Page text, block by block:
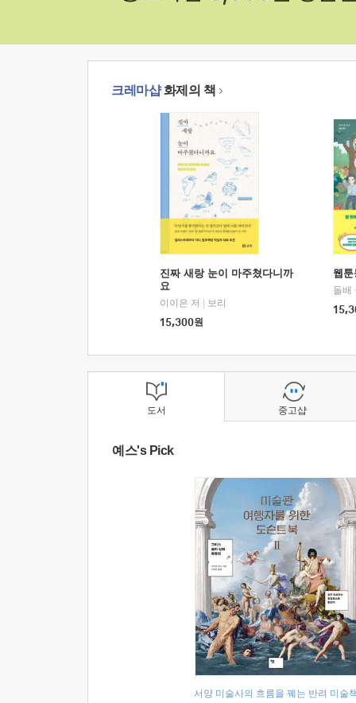
크레마샵화제의 책
진짜 새랑 눈이 마주쳤다니까
요
이이은 저
보리
15,300원
웹
돌배
도서
예스's Pick
서양 미술사의 흐름을 꿰는 반려 미술
중고샵